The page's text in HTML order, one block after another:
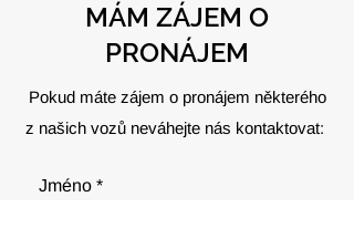
MÁM ZÁJEM O
PRONÁJEM
Pokud máte zájem o pronájem některého
z našich vozů neváhejte nás kontaktovat:
Jméno